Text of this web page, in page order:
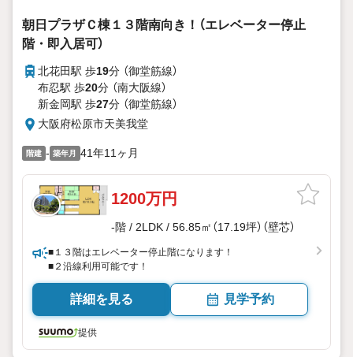
朝日プラザＣ棟１３階南向き！（エレベーター停止
階・即入居可）
北花田駅 歩19分 （御堂筋線）
布忍駅 歩20分 （南大阪線）
新金岡駅 歩27分 （御堂筋線）
大阪府松原市天美我堂
階建 - 築年月 41年11ヶ月
1200万円
-階 / 2LDK / 56.85㎡（17.19坪）（壁芯）
■１３階はエレベーター停止階になります！
■２沿線利用可能です！
詳細を見る 見学予約
提供